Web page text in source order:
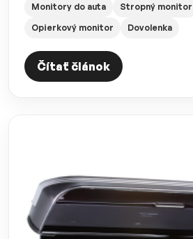
Monitory do auta
Stropný monitor
Opierkový monitor
Dovolenka
Čítať článok